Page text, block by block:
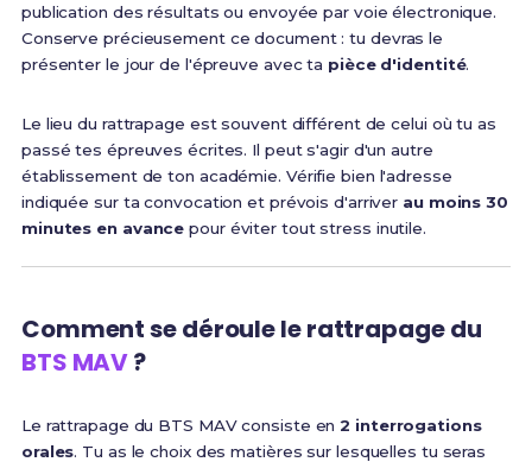
publication des résultats ou envoyée par voie électronique.
Conserve précieusement ce document : tu devras le
présenter le jour de l'épreuve avec ta pièce d'identité.
Le lieu du rattrapage est souvent différent de celui où tu as
passé tes épreuves écrites. Il peut s'agir d'un autre
établissement de ton académie. Vérifie bien l'adresse
indiquée sur ta convocation et prévois d'arriver au moins 30
minutes en avance pour éviter tout stress inutile.
Comment se déroule le rattrapage du
BTS MAV?
Le rattrapage du BTS MAV consiste en2 interrogations
orales. Tu as le choix des matières sur lesquelles tu seras